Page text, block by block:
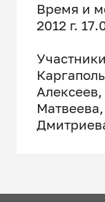
Время и
2012 г.